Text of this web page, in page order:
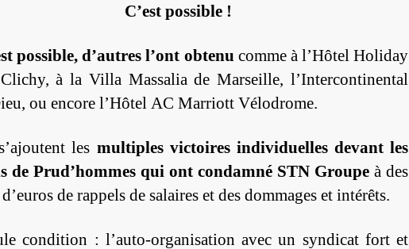
C’est possible !
possible, d’autres l’ont obtenu comme à l’Hôtel Holiday
à la Villa Massalia de Marseille, l’Intercontinental
ou encore l’Hôtel AC Marriott Vélodrome.
les multiples victoires individuelles devant les
de Prud’hommes qui ont condamné STN Groupe à des
de rappels de salaires et des dommages et intérêts.
condition : l’auto-organisation avec un syndicat fort et